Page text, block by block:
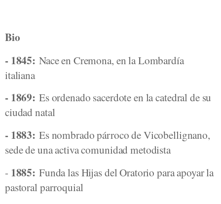
Bio
- 1845: Nace en Cremona, en la Lombardía
italiana
- 1869: Es ordenado sacerdote en la catedral de su
ciudad natal
- 1883: Es nombrado párroco de Vicobellignano,
sede de una activa comunidad metodista
- 1885: Funda las Hijas del Oratorio para apoyar la
pastoral parroquial